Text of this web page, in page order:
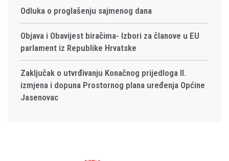
Odluka o proglašenju sajmenog dana
Objava i Obavijest biračima- Izbori za članove u EU
parlament iz Republike Hrvatske
Zaključak o utvrđivanju Konačnog prijedloga II.
izmjena i dopuna Prostornog plana uređenja Općine
Jasenovac